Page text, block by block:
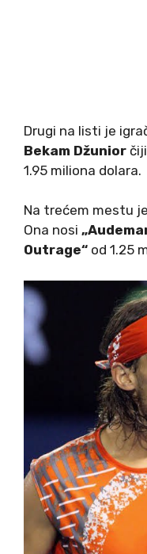
Drugi na listi je
Bekam Džunior
1.95 miliona dolara.
Na trećem mestu
Ona nosi
Outrage“ od 1.25